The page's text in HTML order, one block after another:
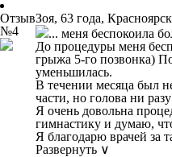
Отзыв
№4
Зоя, 63 года, Красноярск
... меня беспокоила
До процедуры меня
грыжа 5-го позвонка)
уменьшилась.
В течении месяца был
части, но голова ни
Я очень довольна
гимнастику и думаю,
Я благодарю врачей за
Развернуть ∨